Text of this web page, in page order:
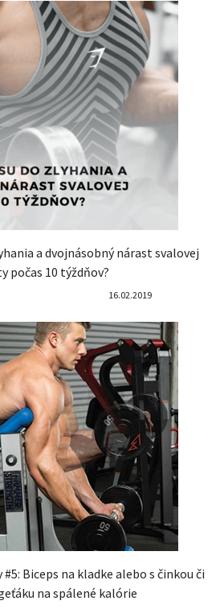
a dvojnásobný nárast svalovej
počas 10 týždňov?
16.02.2019
Biceps na kladke alebo s činkou či
na spálené kalórie